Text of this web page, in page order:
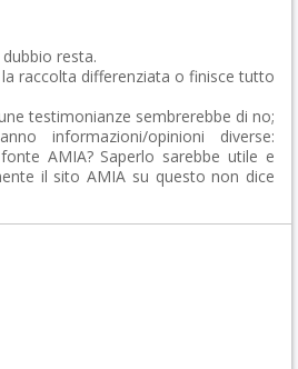
resta.
raccolta differenziata o finisce tutto
testimonianze sembrerebbe di no;
informazioni/opinioni diverse:
AMIA? Saperlo sarebbe utile e
il sito AMIA su questo non dice